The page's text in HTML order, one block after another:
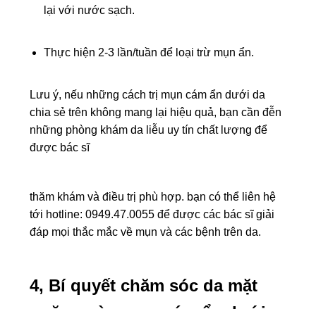
lại với nước sạch.
Thực hiện 2-3 lần/tuần để loại trừ mụn ẩn.
Lưu ý, nếu những cách trị mụn cám ẩn dưới da
chia sẻ trên không mang lại hiệu quả, bạn cần đễn
những phòng khám da liễu uy tín chất lượng để
được bác sĩ
thăm khám và điều trị phù hợp. bạn có thể liên hệ
tới hotline: 0949.47.0055 để được các bác sĩ giải
đáp mọi thắc mắc về mụn và các bệnh trên da.
4, Bí quyết chăm sóc da mặt